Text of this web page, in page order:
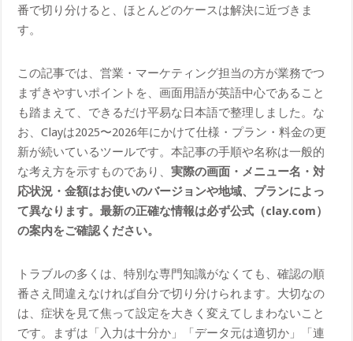
番で切り分けると、ほとんどのケースは解決に近づきま
す。
この記事では、営業・マーケティング担当の方が業務でつ
まずきやすいポイントを、画面用語が英語中心であること
も踏まえて、できるだけ平易な日本語で整理しました。な
お、Clayは2025〜2026年にかけて仕様・プラン・料金の更
新が続いているツールです。本記事の手順や名称は一般的
な考え方を示すものであり、実際の画面・メニュー名・対
応状況・金額はお使いのバージョンや地域、プランによっ
て異なります。最新の正確な情報は必ず公式（clay.com）
の案内をご確認ください。
トラブルの多くは、特別な専門知識がなくても、確認の順
番さえ間違えなければ自分で切り分けられます。大切なの
は、症状を見て焦って設定を大きく変えてしまわないこと
です。まずは「入力は十分か」「データ元は適切か」「連